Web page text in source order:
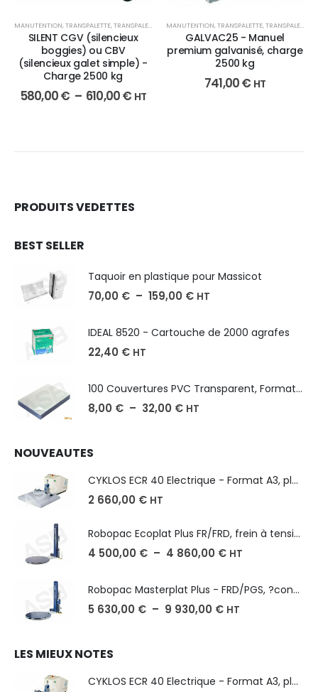
MANUTENTION,TRANSPALETTE,TRANSPALETTE MANUEL
SILENT CGV (silencieux
boggies) ou CBV
(silencieux galet simple) -
Charge 2500 kg
580,00€ – 610,00€ HT
MANUTENTION,TRANSPALETTE,TRANSPALETTE MANUEL
GALVAC25 - Manuel
premium galvanisé, charge
2500 kg
741,00€ HT
PRODUITS VEDETTES
BEST SELLER
Taquoir en plastique pour Massicot
70,00 € – 159,00 € HT
IDEAL 8520 - Cartouche de 2000 agrafes
22,40 € HT
100 Couvertures PVC Transparent, Format A3-A4-A5
8,00 € – 32,00 € HT
NOUVEAUTES
CYKLOS ECR 40 Electrique - Format A3, plusieurs unités coupe
2 660,00 € HT
Robopac Ecoplat Plus FR/FRD, frein à tension mécanique
4 500,00 € – 4 860,00 € HT
Robopac Masterplat Plus - FRD/PGS, ?conomie et performance
5 630,00 € – 9 930,00 € HT
LES MIEUX NOTES
CYKLOS ECR 40 Electrique - Format A3, plusieurs unités coupe